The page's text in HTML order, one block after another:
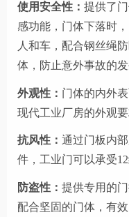
使用安全性： 提供了
感功能，门体下落时
人和车，配合钢丝绳
体，防止意外事故的发
外观性： 门体的内外
现代工业厂房的外观要
抗风性： 通过门板内
件，工业门可以承受
防盗性： 提供专用的
配合坚固的门体，有效